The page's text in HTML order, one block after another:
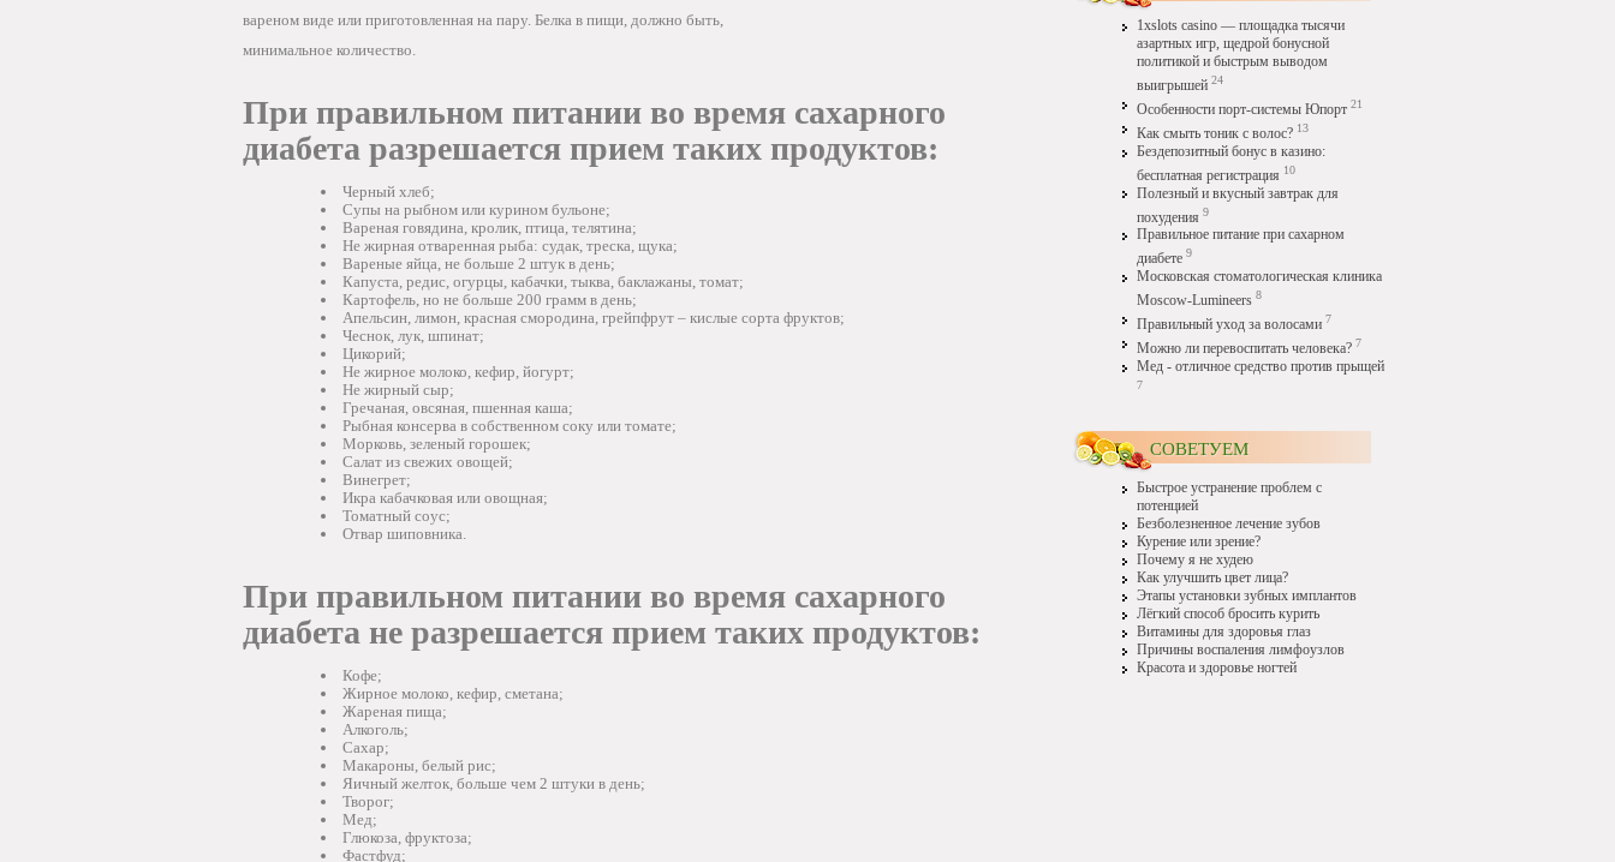
вареном виде или приготовленная на пару. Белка в пищи, должно быть,
минимальное количество.
При правильном питании во время сахарного
диабета разрешается прием таких продуктов:
Черный хлеб;
Супы на рыбном или курином бульоне;
Вареная говядина, кролик, птица, телятина;
Не жирная отваренная рыба: судак, треска, щука;
Вареные яйца, не больше 2 штук в день;
Капуста, редис, огурцы, кабачки, тыква, баклажаны, томат;
Картофель, но не больше 200 грамм в день;
Апельсин, лимон, красная смородина, грейпфрут – кислые сорта фруктов;
Чеснок, лук, шпинат;
Цикорий;
Не жирное молоко, кефир, йогурт;
Не жирный сыр;
Гречаная, овсяная, пшенная каша;
Рыбная консерва в собственном соку или томате;
Морковь, зеленый горошек;
Салат из свежих овощей;
Винегрет;
Икра кабачковая или овощная;
Томатный соус;
Отвар шиповника.
При правильном питании во время сахарного
диабета не разрешается прием таких продуктов:
Кофе;
Жирное молоко, кефир, сметана;
Жареная пища;
Алкоголь;
Сахар;
Макароны, белый рис;
Яичный желток, больше чем 2 штуки в день;
Творог;
Мед;
Глюкоза, фруктоза;
Фастфуд;
1xslots casino — площадка тысячи
азартных игр, щедрой бонусной
политикой и быстрым выводом
выигрышей 24
Особенности порт-системы Юпорт 21
Как смыть тоник с волос? 13
Бездепозитный бонус в казино:
бесплатная регистрация 10
Полезный и вкусный завтрак для
похудения 9
Правильное питание при сахарном
диабете 9
Московская стоматологическая клиника
Moscow-Lumineers 8
Правильный уход за волосами 7
Можно ли перевоспитать человека? 7
Мед - отличное средство против прыщей
7
СОВЕТУЕМ
Быстрое устранение проблем с
потенцией
Безболезненное лечение зубов
Курение или зрение?
Почему я не худею
Как улучшить цвет лица?
Этапы установки зубных имплантов
Лёгкий способ бросить курить
Витамины для здоровья глаз
Причины воспаления лимфоузлов
Красота и здоровье ногтей